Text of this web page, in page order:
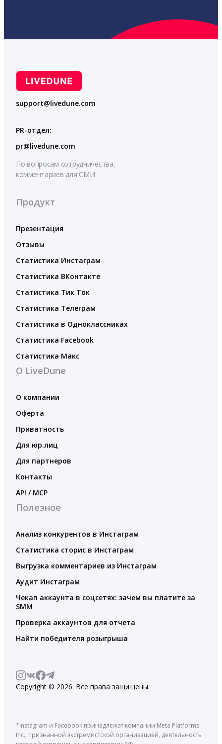
support@livedune.com
PR-отдел:
pr@livedune.com
По вопросам сотрудничества,
комментариев для СМИ
Продукт
Презентация
Отзывы
Статистика Инстаграм
Статистика ВКонтакте
Статистика Тик Ток
Статистика Телеграм
Статистика в Одноклассниках
Статистика Facebook
Статистика Макс
О LiveDune
О компании
Оферта
Приватность
Для юр.лиц
Для партнеров
Контакты
API / MCP
Полезное
Анализ конкурентов в Инстаграм
Статистика сторис в Инстаграм
Выгрузка комментариев из Инстаграм
Аудит Инстаграм
Чекап аккаунта в соцсетях: зачем вы платите за
SMM
Проверка аккаунтов для отчета
Найти победителя розыгрыша
Copyright © 2026. Все права защищены.
*Instagram и Facebook принадлежат компании Meta Platforms
Inc., признанной экстремистской организацией, деятельность